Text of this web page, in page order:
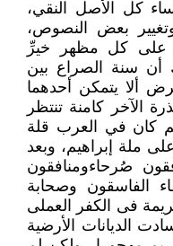
كل الأصل النقي،
بعض النصوص،
على كل مظهر خيرِّ
أن سنة الصراع بين
ألا يتمكن أحدهما
الآخر كامنة تنتظر
كان في العرب قلة
ملة إبراهيم، وبعد
صُرحاءومنافقون
الفاسقون وصحابة
فى الكفر العملى
الديانات الأرضية